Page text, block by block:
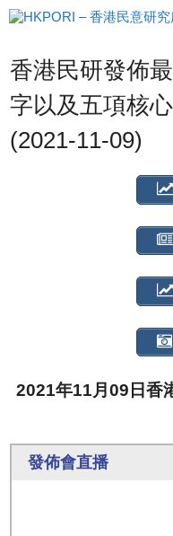
跳
至
容香港民研發佈
字以及五項核
(2021-11-09)
2021年11月09日香
發佈會直播